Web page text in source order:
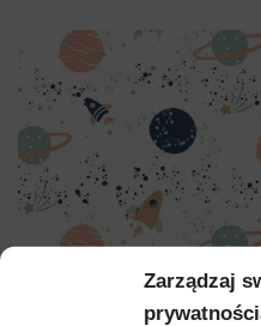
Zarządzaj
różnych wymiarach, co
indywidualnych potrzeb
chcesz pokryć jedną
kompozycję, mamy
montaż fototapety jest
intuicyjnym instrukcjom
każdy poradzi sobie z tym
odnowienie wnętrza staje
Dlaczego warto wybrać tę